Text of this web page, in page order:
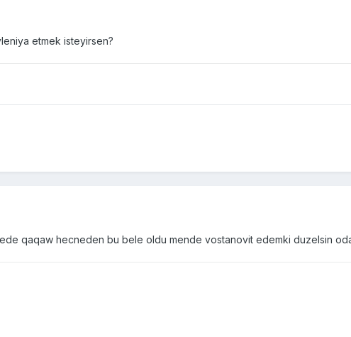
etmek isteyirsen?
qaqaw hecneden bu bele oldu mende vostanovit edemki duzelsin